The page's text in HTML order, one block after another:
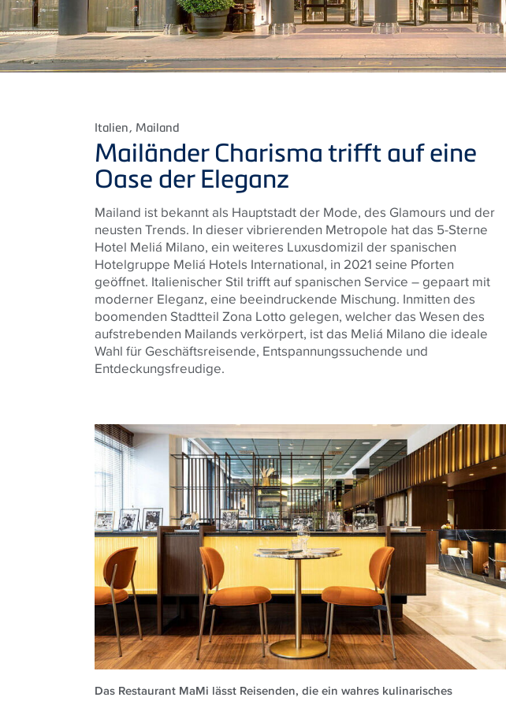
Italien, Mailand
Mailänder Charisma trifft auf eine
Oase der Eleganz
Mailand ist bekannt als Hauptstadt der Mode, des Glamours und der
neusten Trends. In dieser vibrierenden Metropole hat das 5-Sterne
Hotel Meliá Milano, ein weiteres Luxusdomizil der spanischen
Hotelgruppe Meliá Hotels International, in 2021 seine Pforten
geöffnet. Italienischer Stil trifft auf spanischen Service – gepaart mit
moderner Eleganz, eine beeindruckende Mischung. Inmitten des
boomenden Stadtteil Zona Lotto gelegen, welcher das Wesen des
aufstrebenden Mailands verkörpert, ist das Meliá Milano die ideale
Wahl für Geschäftsreisende, Entspannungssuchende und
Entdeckungsfreudige.
Das Restaurant MaMi lässt Reisenden, die ein wahres kulinarisches